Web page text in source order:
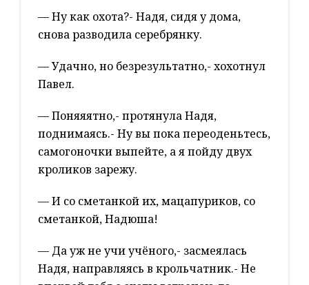
— Ну как охота?- Надя, сидя у дома,
снова разводила серебрянку.
— Удачно, но безрезультатно,- хохотнул
Павел.
— Поняяятно,- протянула Надя,
поднимаясь.- Ну вы пока переоденьтесь,
самогоночки выпейте, а я пойду двух
кроликов зарежу.
— И со сметанкой их, мацапуриков, со
сметанкой, Надюша!
— Да уж не учи учёного,- засмеялась
Надя, направляясь в крольчатник.- Не